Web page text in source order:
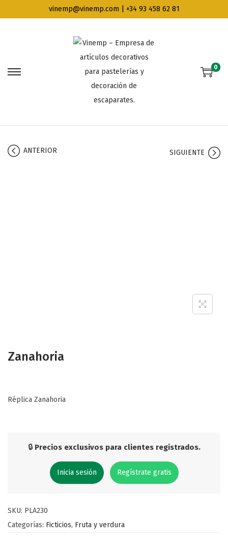
vinemp@vinemp.com | +34 93 458 62 81
0
ANTERIOR SIGUIENTE
Zanahoria
Réplica Zanahoria
🔒 Precios exclusivos para clientes registrados.
Inicia sesión Regístrate gratis
SKU: PLA230
Categorías: Ficticios, Fruta y verdura